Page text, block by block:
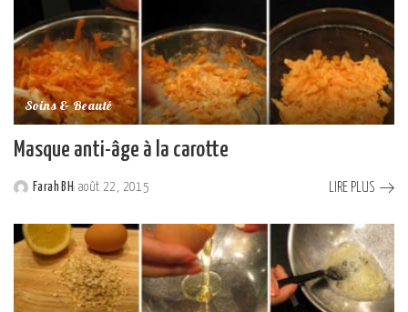
Soins & Beauté
Masque anti-âge à la carotte
Farah BH août 22, 2015 LIRE PLUS